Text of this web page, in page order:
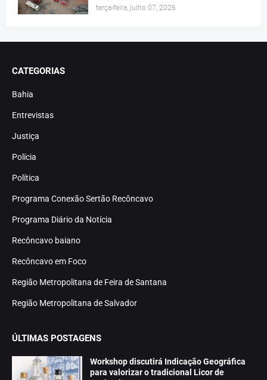
terça-feira, julho 07, 2026
CATEGORIAS
Bahia
Entrevistas
Justiça
Polícia
Política
Programa Conexão Sertão Recôncavo
Programa Diário da Notícia
Recôncavo baiano
Recôncavo em Foco
Região Metropolitana de Feira de Santana
Região Metropolitana de Salvador
ÚLTIMAS POSTAGENS
Workshop discutirá Indicação Geográfica
para valorizar o tradicional Licor de